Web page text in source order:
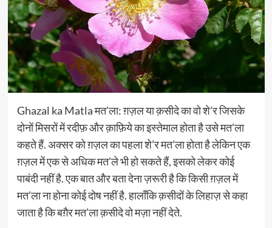
Ghazal ka Matla मत’ला: ग़ज़ल या क़सीदे का वो शे’र जिसके
दोनों मिसरों में रदीफ़ और क़ाफ़िये का इस्तेमाल होता है उसे मत’ला
कहते हैं. अक्सर को ग़ज़ल का पहला शे’र मत’ला होता है लेकिन एक
ग़ज़ल में एक से अधिक मत’ले भी हो सकते हैं, इसको लेकर कोई
पाबंदी नहीं है. एक बात और बता देना ज़रूरी है कि किसी ग़ज़ल में
मत’ला ना होना कोई दोष नहीं है. हालाँकि क़सीदों के लिहाज़ से कहा
जाता है कि बग़ैर मत’ला क़सीदे वो मज़ा नहीं देते.